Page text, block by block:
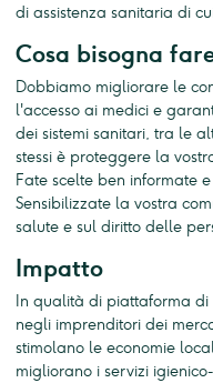
di assistenza sanitaria di
Cosa bisogna
Dobbiamo migliorare le
l'accesso ai medici e
dei sistemi sanitari, tra le
stessi è proteggere la
Fate scelte ben informate
Sensibilizzate la vostra
salute e sul diritto delle
Impatto
In qualità di piattaforma
negli imprenditori dei
stimolano le economie
migliorano i servizi